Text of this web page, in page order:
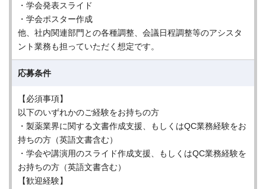
・学会発表スライド
・学会ポスター作成
他、社内関連部門との各種調整、会議日程調整等のアシスタ
ント業務も担っていただく想定です。
応募条件
【必須事項】
以下のいずれかのご経験をお持ちの方
・製薬業界に関する文書作成支援、もしくはQC業務経験をお
持ちの方（英語文書含む）
・学会や講演用のスライド作成支援、もしくはQC業務経験を
お持ちの方（英語文書含む）
【歓迎経験】